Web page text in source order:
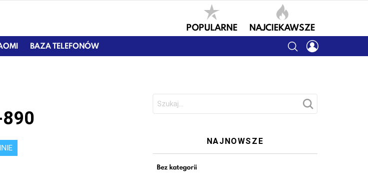
POPULARNE NAJCIEKAWSZE
BAZA TELEFONÓW SEARCH
NAJNOWSZE
Bez kategorii